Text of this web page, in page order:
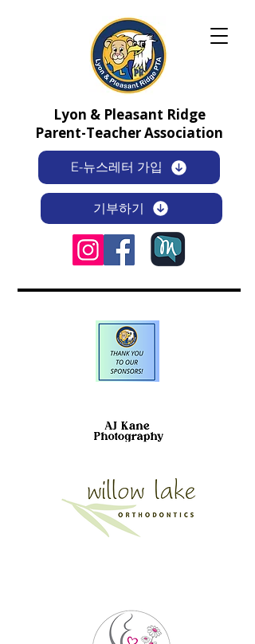
E-뉴스레터 가입
기부하기
Lyon & Pleasant Ridge
Parent-Teacher Association